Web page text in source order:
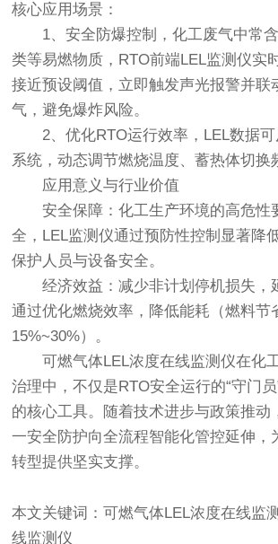
核心应用场景：
1、安全防爆控制，化工废气中常
类等易燃物质，RTO前端LEL监测仪实
接近预设阈值，立即触发声光报警并联
气，避免爆炸风险。
2、优化RTO运行效率，LEL数据
系统，动态调节燃烧温度、蓄热体切换
应用意义与行业价值
安全保障：化工生产环境的高危性
全，LEL监测仪通过预防性控制显著降
保护人员与设备安全。
经济效益：减少非计划停机损失，
通过优化燃烧效率，降低能耗（燃料节
15%~30%）。
可燃气体LEL浓度在线监测仪在化
治理中，不仅是RTO安全运行的“守门
的核心工具。随着技术进步与政策推动
一安全防护向全流程智能化管控延伸，
转型提供坚实支撑。
本文关键词：可燃气体LEL浓度在线监
线监测仪